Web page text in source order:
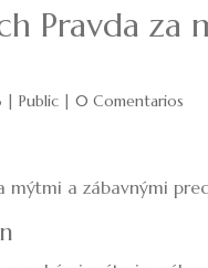
Pravda za
|Public |0 Comentarios
mýtmi a zábavnými